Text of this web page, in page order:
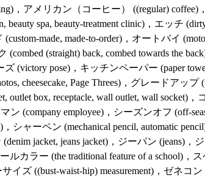
，アメリカン（コーヒー） ((regular)
spa, beauty-treatment clinic)，エッチ
made, made-to-order)，オートバイ
(straight) back, combed towards the
(victory pose)，キッチンペーパー (paper
cheesecake, Page Threes)，グレードアッ
outlet box, receptacle, wall outlet, wall
(company employee)，シーズンオフ (off-
シャーペン (mechanical pencil, automatic
jacket, jeans jacket)，ジーパン (jeans)，
ルカラー (the traditional feature of a school)
ズ ((bust-waist-hip) measurement)，ゼネコ